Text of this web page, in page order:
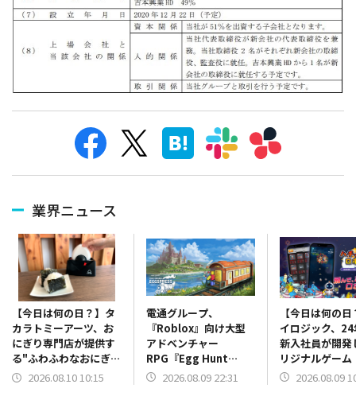
業界ニュース
【今日は何の日？】タ
カラトミーアーツ、お
にぎり専門店が提供す
る"ふわふわなおにぎ
り"が手軽に作れる「究
2026.08.10 10:15
電通グループ、
『Roblox』向け大型
アドベンチャー
RPG『Egg Hunt
2026: The Grand
2026.08.09 22:31
【今日は何の
イロジック、
新入社員が開発
リジナルゲーム
ャメチャロボッ
2026.08.09